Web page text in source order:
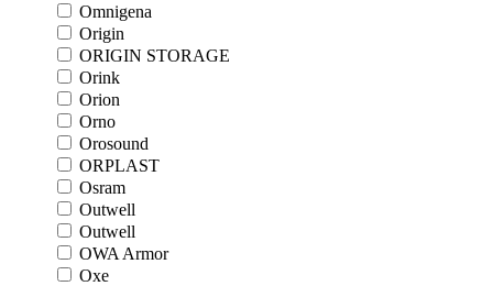
Omnigena
Origin
ORIGIN STORAGE
Orink
Orion
Orno
Orosound
ORPLAST
Osram
Outwell
Outwell
OWA Armor
Oxe